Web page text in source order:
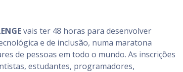
vais ter 48 horas para desenvolver
e de inclusão, numa maratona
de pessoas em todo o mundo. As inscrições
estudantes, programadores,